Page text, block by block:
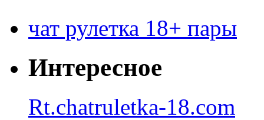
чат рулетка 18+ пары
Интересное
Rt.chatruletka-18.com